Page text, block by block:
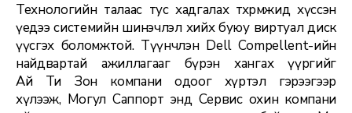
Технологийн талаас тус хадгалах төхөөрөмжид хүссэн
үедээ системийн шинэчлэл хийх буюу виртуал диск
үүсгэх боломжтой. Түүнчлэн Dell Compellent-ийн
найдвартай ажиллагааг бүрэн хангах үүргийг
Ай Ти Зон компани одоог хүртэл гэрээгээр
хүлээж, Могул Саппорт энд Сервис охин компани